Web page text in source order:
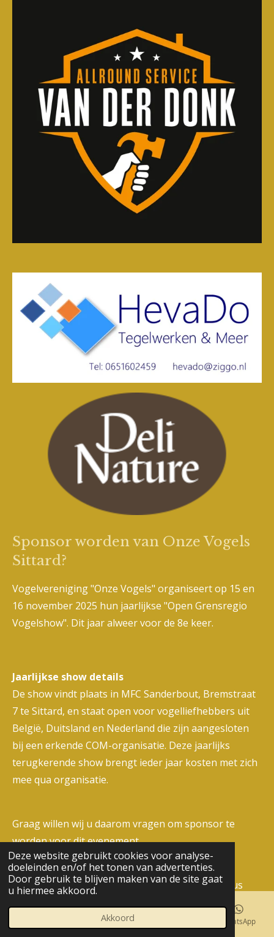
Deze website gebruikt cookies voor analyse-
doeleinden en/of het tonen van advertenties.
Door gebruik te blijven maken van de site gaat
u hiermee akkoord.
Akkoord
Sponsor worden van Onze Vogels
Sittard?
Vogelvereniging "Onze Vogels" organiseert op 15 en
16 november 2025 hun jaarlijkse "Open Grensregio
Vogelshow". Dit jaar alweer voor de 8e keer.
Jaarlijkse show details
De show vindt plaats in MFC Sanderbout, Bremstraat
7 te Sittard, en staat open voor vogelliefhebbers uit
België, Duitsland en Nederland die zijn aangesloten
bij een erkende COM-organisatie. Deze jaarlijks
terugkerende show brengt ieder jaar kosten met zich
mee qua organisatie.
Graag willen wij u daarom vragen om sponsor te
worden voor dit evenement.
Sponsoropties en prijzen in natura
Bedrijven kunnen adverteren in de showcatalogus
met prijzen variërend van: €20 voor een kwart pagina,
€30 voor een halve pagina, tot €50 voor een hele
Telefoonnummer WhatsApp